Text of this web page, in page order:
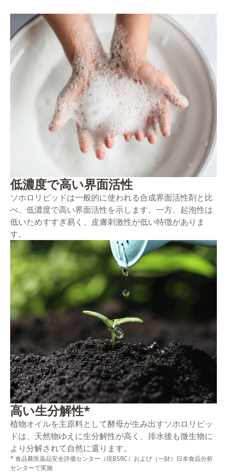
低濃度で高い界面活性
ソホロリピッドは一般的に使われる合成界面活性剤と比
べ、低濃度で高い界面活性を示します。一方、起泡性は
低いためすすぎ易く、皮膚刺激性が低い特徴がありま
す。
高い生分解性*
植物オイルを主原料として酵母が生み出すソホロリピッ
ドは、天然物ゆえに生分解性が高く、排水後も微生物に
より分解されて自然に還ります。
* 食品農医薬品安全評価センター（現BSRC）および（一財）日本食品分析
センターで実施